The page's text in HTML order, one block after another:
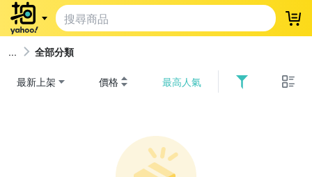
登
全部分類
最新上架 價格 最高人氣